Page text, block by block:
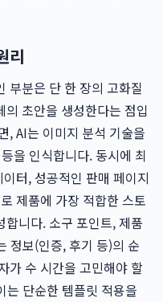
리
부분은 단 한 장의 고화질
초안을 생성한다는 점입
, AI는 이미지 분석 기술을
을 인식합니다. 동시에 최
터, 성공적인 판매 페이지
제품에 가장 적합한 스토
니다. 소구 포인트, 제품
정보(인증, 후기 등)의 순
가 수 시간을 고민해야 할
는 단순한 템플릿 적용을